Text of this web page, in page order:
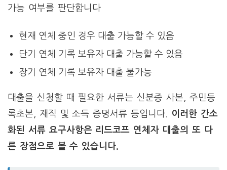
가능 여부를 판단합니다
현재 연체 중인 경우 대출 가능할 수 있음
단기 연체 기록 보유자 대출 가능할 수 있음
장기 연체 기록 보유자 대출 불가능
대출을 신청할 때 필요한 서류는 신분증 사본, 주민등
록초본, 재직 및 소득 증명서류 등입니다.
이러한 간소
화된 서류 요구사항은 리드코프 연체자 대출의 또 다
른 장점으로 볼 수 있습니다.